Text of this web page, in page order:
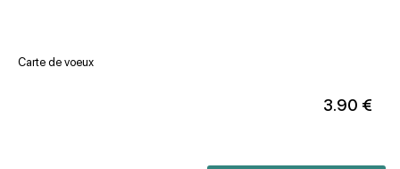
Carte de voeux
3.90 €